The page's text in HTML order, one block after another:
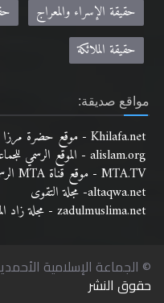
حقيقة الإسراء والمعراج
حقيقة الملائكة
مواقع صديقة:
Khilafa.net - موقع حضرة مرزا مسرور أحمد نصره الله
alislam.org - الموقع الرسمي للجماعة الإسلامية الأحمدية باللغة الانجليزية
MTA.TV - موقع قناة MTA الرسمي
altaqwa.net- مجلة التقوى
zadulmuslima.net - مجلة زاد المسلمة
© الجماعة الإسلامية الأحمدية 2018. جميع الحقوق
حقوق النشر